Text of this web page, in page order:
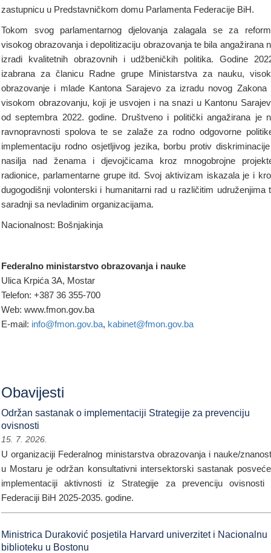
zastupnicu u Predstavničkom domu Parlamenta Federacije BiH.
Tokom svog parlamentarnog djelovanja zalagala se za
visokog obrazovanja i depolitizaciju obrazovanja te bila angažirana
izradi kvalitetnih obrazovnih i udžbeničkih politika. Godine
izabrana za članicu Radne grupe Ministarstva za nauku,
obrazovanje i mlade Kantona Sarajevo za izradu novog Zakona
visokom obrazovanju, koji je usvojen i na snazi u Kantonu
od septembra 2022. godine. Društveno i politički angažirana je
ravnopravnosti spolova te se zalaže za rodno odgovorne
implementaciju rodno osjetljivog jezika, borbu protiv
nasilja nad ženama i djevojčicama kroz mnogobrojne
radionice, parlamentarne grupe itd. Svoj aktivizam iskazala je i
dugogodišnji volonterski i humanitarni rad u različitim udruženjima
saradnji sa nevladinim organizacijama.
Nacionalnost: Bošnjakinja
Federalno ministarstvo obrazovanja i nauke
Ulica Krpića 3A, Mostar
Telefon: +387 36 355-700
Web: www.fmon.gov.ba
E-mail: info@fmon.gov.ba, kabinet@fmon.gov.ba
Obavijesti
Održan sastanak o implementaciji Strategije za prevenciju
ovisnosti
15. 7. 2026.
U organizaciji Federalnog ministarstva obrazovanja i nauke/
u Mostaru je održan konsultativni intersektorski sastanak
implementaciji aktivnosti iz Strategije za prevenciju ovisnosti
Federaciji BiH 2025-2035. godine.
Ministrica Duraković posjetila Harvard univerzitet i Nacionalnu
biblioteku u Bostonu